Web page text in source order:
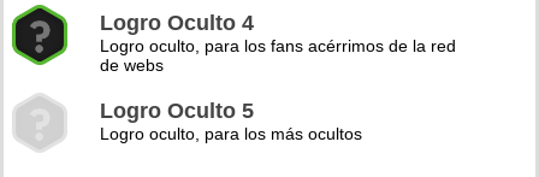
Logro Oculto 4
Logro oculto, para los fans acérrimos de la red
de webs
Logro Oculto 5
Logro oculto, para los más ocultos